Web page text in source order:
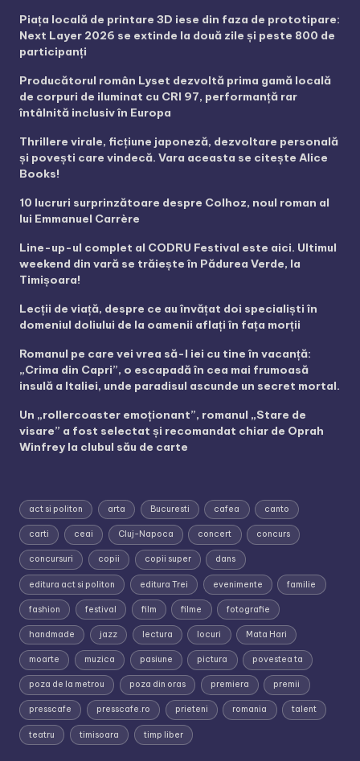
Piața locală de printare 3D iese din faza de prototipare:
Next Layer 2026 se extinde la două zile și peste 800 de
participanți
Producătorul român Lyset dezvoltă prima gamă locală
de corpuri de iluminat cu CRI 97, performanță rar
întâlnită inclusiv în Europa
Thrillere virale, ficțiune japoneză, dezvoltare personală
și povești care vindecă. Vara aceasta se citește Alice
Books!
10 lucruri surprinzătoare despre Colhoz, noul roman al
lui Emmanuel Carrère
Line-up-ul complet al CODRU Festival este aici. Ultimul
weekend din vară se trăiește în Pădurea Verde, la
Timișoara!
Lecții de viață, despre ce au învățat doi specialiști în
domeniul doliului de la oamenii aflați în fața morții
Romanul pe care vei vrea să-l iei cu tine în vacanță:
„Crima din Capri”, o escapadă în cea mai frumoasă
insulă a Italiei, unde paradisul ascunde un secret mortal.
Un „rollercoaster emoționant”, romanul „Stare de
visare” a fost selectat și recomandat chiar de Oprah
Winfrey la clubul său de carte
act si politon arta Bucuresti cafea canto
carti ceai Cluj-Napoca concert concurs
concursuri copii copii super dans
editura act si politon editura Trei evenimente familie
fashion festival film filme fotografie
handmade jazz lectura locuri Mata Hari
moarte muzica pasiune pictura povestea ta
poza de la metrou poza din oras premiera premii
presscafe presscafe.ro prieteni romania talent
teatru timisoara timp liber